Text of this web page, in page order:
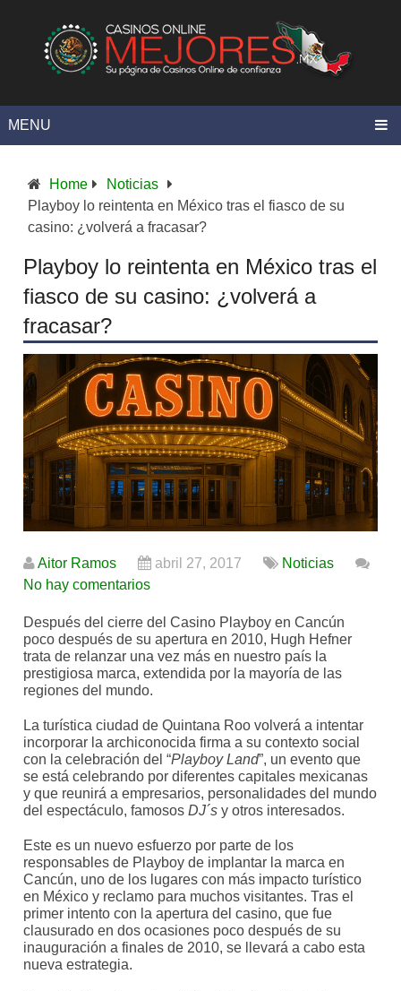
MENU
Home
Noticias
Playboy lo reintenta en México tras el fiasco de su
casino: ¿volverá a fracasar?
Playboy lo reintenta en México tras el
fiasco de su casino: ¿volverá a
fracasar?
Aitor Ramos abril 27, 2017
Noticias
No hay comentarios
Después del cierre del Casino Playboy en Cancún
poco después de su apertura en 2010, Hugh Hefner
trata de relanzar una vez más en nuestro país la
prestigiosa marca, extendida por la mayoría de las
regiones del mundo.
La turística ciudad de Quintana Roo volverá a intentar
incorporar la archiconocida firma a su contexto social
con la celebración del “Playboy Land”, un evento que
se está celebrando por diferentes capitales mexicanas
y que reunirá a empresarios, personalidades del mundo
del espectáculo, famososDJ´s y otros interesados.
Este es un nuevo esfuerzo por parte de los
responsables de Playboy de implantar la marca en
Cancún, uno de los lugares con más impacto turístico
en México y reclamo para muchos visitantes. Tras el
primer intento con la apertura del casino, que fue
clausurado en dos ocasiones poco después de su
inauguración a finales de 2010, se llevará a cabo esta
nueva estrategia.